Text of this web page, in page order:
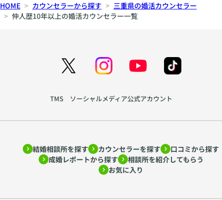
HOME カウンセラーから探す
三重県の婚活カウンセラー
仲人歴10年以上の婚活カウンセラー一覧
TMS ソーシャルメディア公式アカウント
結婚相談所を探す カウンセラーを探す
口コミから探す
成婚レポートから探す
相談所を紹介してもらう
お気に入り